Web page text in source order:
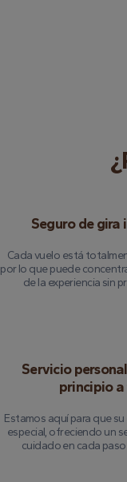
Seguro de gira
Cada vuelo está
por lo que puede
de la experiencia sin
Servicio
principio
Estamos aquí para que su
especial, ofreciendo un
cuidado en cada